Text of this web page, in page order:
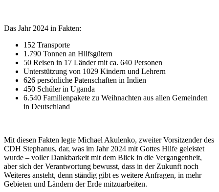
Das Jahr 2024 in Fakten:
152 Transporte
1.790 Tonnen an Hilfsgütern
50 Reisen in 17 Länder mit ca. 640 Personen
Unterstützung von 1029 Kindern und Lehrern
626 persönliche Patenschaften in Indien
450 Schüler in Uganda
6.540 Familienpakete zu Weihnachten aus allen Gemeinden
in Deutschland
Mit diesen Fakten legte Michael Akulenko, zweiter Vorsitzender des
CDH Stephanus, dar, was im Jahr 2024 mit Gottes Hilfe geleistet
wurde – voller Dankbarkeit mit dem Blick in die Vergangenheit,
aber sich der Verantwortung bewusst, dass in der Zukunft noch
Weiteres ansteht, denn ständig gibt es weitere Anfragen, in mehr
Gebieten und Ländern der Erde mitzuarbeiten.